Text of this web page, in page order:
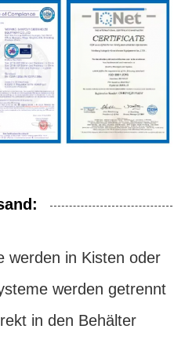
werden in Kisten oder
werden getrennt
in den Behälter